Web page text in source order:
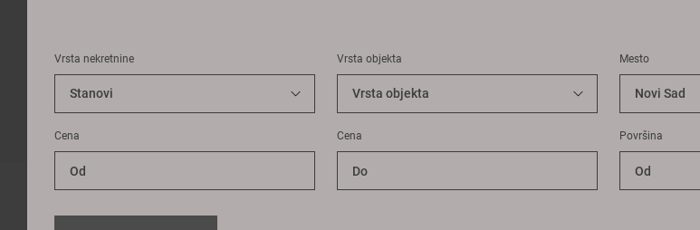
Vrsta nekretnine Vrsta objekta Mesto
Cena Cena Površina